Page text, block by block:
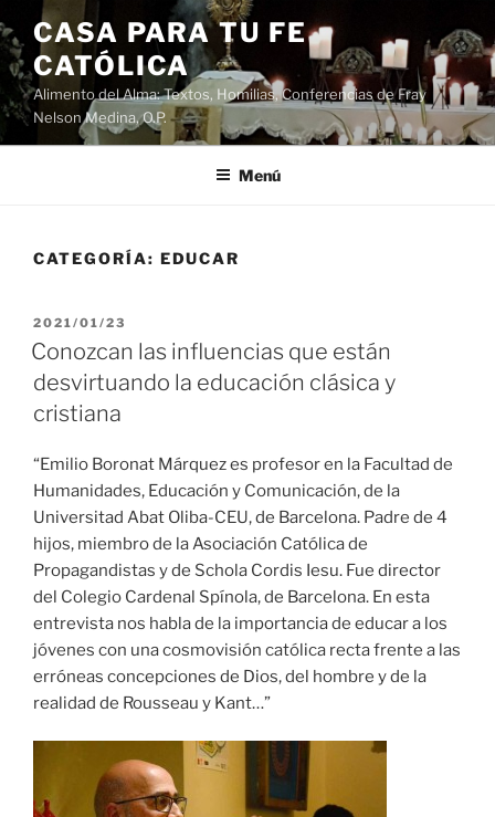
Saltar
al
contenido
CASA PARA TU FE
CATÓLICA
Alimento del Alma: Textos, Homilias, Conferencias de Fray
Nelson Medina, O.P.
Menú
CATEGORÍA: EDUCAR
PUBLICADO
EL
2021/01/23
Conozcan las influencias que están
desvirtuando la educación clásica y
cristiana
“Emilio Boronat Márquez es profesor en la Facultad de
Humanidades, Educación y Comunicación, de la
Universitad Abat Oliba-CEU, de Barcelona. Padre de 4
hijos, miembro de la Asociación Católica de
Propagandistas y de Schola Cordis Iesu. Fue director
del Colegio Cardenal Spínola, de Barcelona. En esta
entrevista nos habla de la importancia de educar a los
jóvenes con una cosmovisión católica recta frente a las
erróneas concepciones de Dios, del hombre y de la
realidad de Rousseau y Kant…”